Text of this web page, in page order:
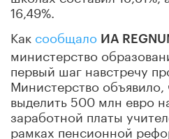
16,49%.
Как сообщало ИА
министерство
первый шаг навстречу
Министерство
выделить 500 млн евро
заработной платы
рамках пенсионной